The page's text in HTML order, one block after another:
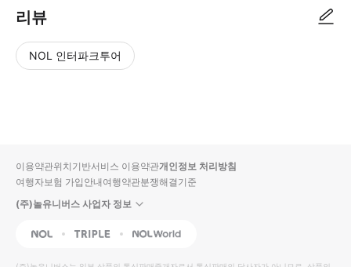
리뷰
NOL 인터파크투어
입니
다.
높
동
순
상
이용약관위치기반서비스 이용약관개인정보 처리방침
여행자보험 가입안내여행약관분쟁해결기준
(주)놀유니버스 사업자 정보
NOL Triple Interpark Global